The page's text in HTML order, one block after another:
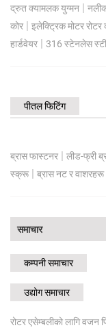
द्रुत क्यामलक युग्मन |
कोर | इलेक्ट्रिक मोटर रोटर
हार्डवेयर | 316 स्टेनलेस
पीतल फिटिंग
ब्रास फास्टनर | लीड-फ्री
स्क्रू | ब्रास नट र वाशरहरू
समाचार
कम्पनी समाचार
उद्योग समाचार
रोटर एसेम्बलीको लागि वजन